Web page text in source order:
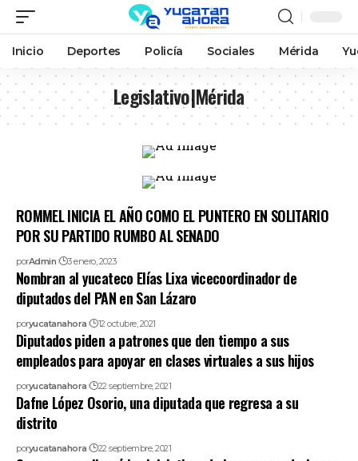
Inicio Deportes Policía Sociales Mérida
Legislativo|Mérida
ROMMEL INICIA EL AÑO COMO EL PUNTERO EN SOLITARIO
POR SU PARTIDO RUMBO AL SENADO
porAdmin 3 enero, 2023
Nombran al yucateco Elías Lixa vicecoordinador de
diputados del PAN en San Lázaro
poryucatanahora 12 octubre, 2021
Diputados piden a patrones que den tiempo a sus
empleados para apoyar en clases virtuales a sus hijos
poryucatanahora 22 septiembre, 2021
Dafne López Osorio, una diputada que regresa a su
distrito
poryucatanahora 22 septiembre, 2021